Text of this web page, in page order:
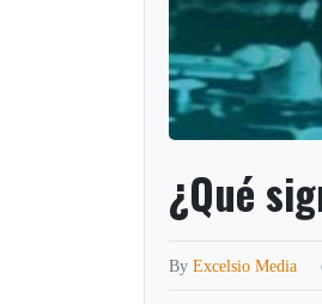
¿Qué
ByExcelsio Media